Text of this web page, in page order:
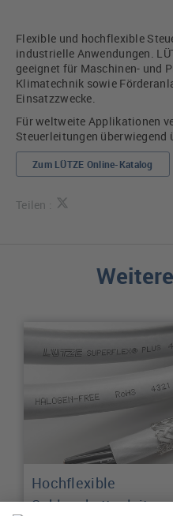
Flexible und hochflexible
industrielle Anwendungen.
geeignet für Maschinen- und
Klimatechnik sowie
Einsatzzwecke.
Für weltweite Applikationen
Steuerleitungen überwiegend
Zum LÜTZE Online-Katalog
Teilen :
Hochflexible